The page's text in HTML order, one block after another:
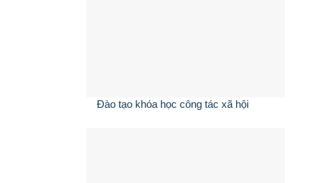
Đào tạo khóa học công tác xã hội